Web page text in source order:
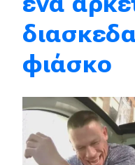
Συγκρίνουμε
Αγώνες
Formula 1
Motorsport
φιάσκο